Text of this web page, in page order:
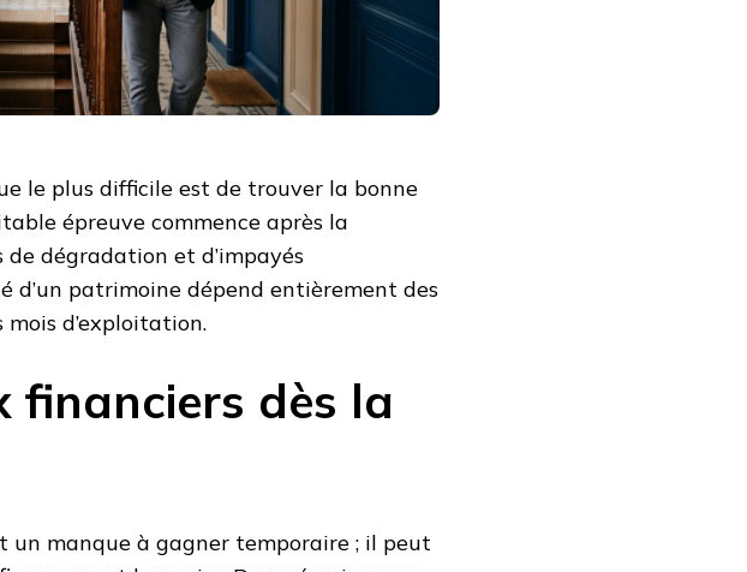
le plus difficile est de trouver la bonne
épreuve commence après la
dégradation et d’impayés
d’un patrimoine dépend entièrement des
d’exploitation.
financiers dès la
un manque à gagner temporaire ; il peut